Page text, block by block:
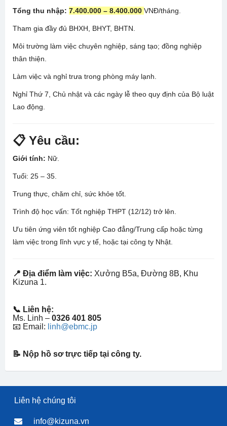
Tổng thu nhập: 7.400.000 – 8.400.000 VNĐ/tháng.
Tham gia đầy đủ BHXH, BHYT, BHTN.
Môi trường làm việc chuyên nghiệp, sáng tạo; đồng nghiệp
thân thiện.
Làm việc và nghỉ trưa trong phòng máy lạnh.
Nghỉ Thứ 7, Chủ nhật và các ngày lễ theo quy định của Bộ luật
Lao động.
📋 Yêu cầu:
Giới tính: Nữ.
Tuổi: 25 – 35.
Trung thực, chăm chỉ, sức khỏe tốt.
Trình độ học vấn: Tốt nghiệp THPT (12/12) trở lên.
Ưu tiên ứng viên tốt nghiệp Cao đẳng/Trung cấp hoặc từng
làm việc trong lĩnh vực y tế, hoặc tại công ty Nhật.
📍 Địa điểm làm việc: Xưởng B5a, Đường 8B, Khu
Kizuna 1.
📞 Liên hệ:
Ms. Linh – 0326 401 805
📧 Email: linh@ebmc.jp
📝 Nộp hồ sơ trực tiếp tại công ty.
Liên hệ chúng tôi
info@kizuna.vn